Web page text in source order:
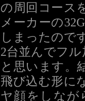
の周回コース
メーカーの
しまったので
2台並んでフ
と思います。
飛び込む形に
ヤ顔をしなが